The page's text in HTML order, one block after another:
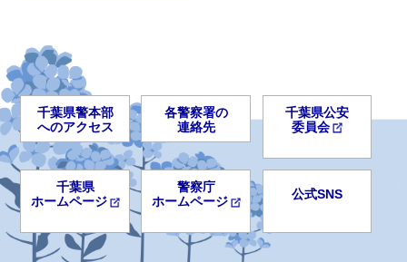
千葉県警本部
へのアクセス
各警察署の
連絡先
千葉県公安
委員会
千葉県
ホームページ
警察庁
ホームページ
公式SNS